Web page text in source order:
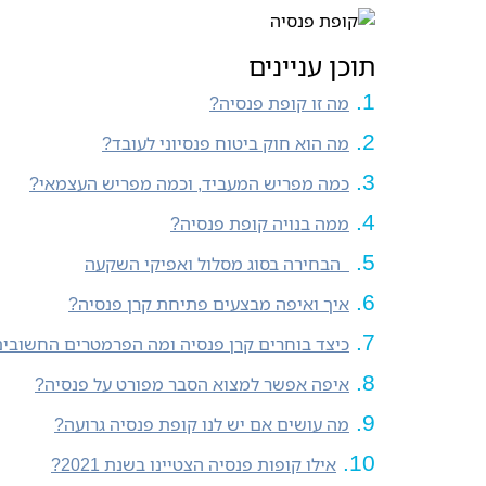
תוכן עניינים
מה זו קופת פנסיה?
מה הוא חוק ביטוח פנסיוני לעובד?
כמה מפריש המעביד, וכמה מפריש העצמאי?
ממה בנויה קופת פנסיה?
הבחירה בסוג מסלול ואפיקי השקעה
איך ואיפה מבצעים פתיחת קרן פנסיה?
כיצד בוחרים קרן פנסיה ומה הפרמטרים
איפה אפשר למצוא הסבר מפורט על פנסיה?
מה עושים אם יש לנו קופת פנסיה גרועה?
אילו קופות פנסיה הצטיינו בשנת 2021?